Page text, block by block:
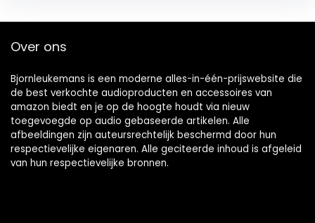
Over ons
Bjornleukemans is een moderne alles-in-één-prijswebsite die
de best verkochte audioproducten en accessoires van
amazon biedt en je op de hoogte houdt via nieuw
toegevoegde op audio gebaseerde artikelen. Alle
afbeeldingen zijn auteursrechtelijk beschermd door hun
respectievelijke eigenaren. Alle geciteerde inhoud is afgeleid
van hun respectievelijke bronnen.